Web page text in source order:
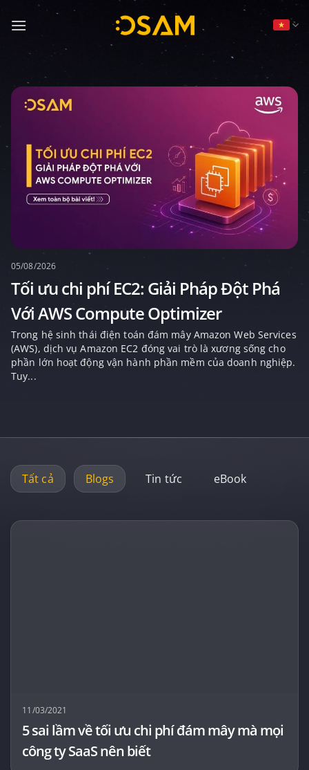
qua
05/08/2026
Tối ưu chi phí EC2: Giải Pháp Đột Phá
Với AWS Compute Optimizer
Trong hệ sinh thái điện toán đám mây Amazon Web Services
(AWS), dịch vụ Amazon EC2 đóng vai trò là xương sống cho
phần lớn hoạt động vận hành phần mềm của doanh nghiệp.
Tuy...
Tất cả Blogs Tin tức eBook
11/03/2021
5 sai lầm về tối ưu chi phí đám mây mà mọi
công ty SaaS nên biết